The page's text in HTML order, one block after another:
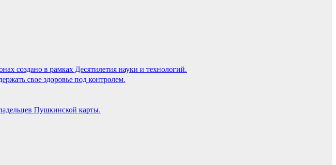
создано в рамках Десятилетия науки и технологий.
свое здоровье под контролем.
Пушкинской карты.